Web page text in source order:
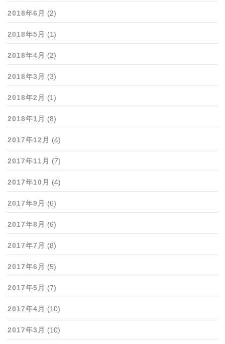
2018年6月 (2)
2018年5月 (1)
2018年4月 (2)
2018年3月 (3)
2018年2月 (1)
2018年1月 (8)
2017年12月 (4)
2017年11月 (7)
2017年10月 (4)
2017年9月 (6)
2017年8月 (6)
2017年7月 (8)
2017年6月 (5)
2017年5月 (7)
2017年4月 (10)
2017年3月 (10)